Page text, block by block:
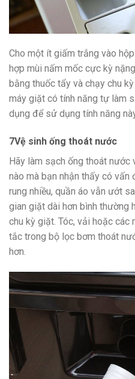
Cho một ít giấm trắng vào
hợp mùi nấm mốc cực kỳ
bằng thuốc tẩy và chạy chu
máy giặt có tính năng tự làm
dụng để sử dụng tính năng
7Vệ sinh ống thoát nước
Hãy làm sạch ống thoát nước
nào mà bạn nhận thấy có
rung nhiều, quần áo vẫn ướt
gian giặt dài hơn bình thường
chu kỳ giặt. Tóc, vải hoặc các
tắc trong bộ lọc bơm thoát
hơn.